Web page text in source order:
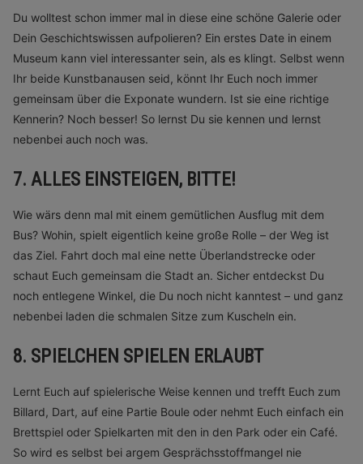
Du wolltest schon immer mal in diese eine schöne Galerie oder
Dein Geschichtswissen aufpolieren? Ein erstes Date in einem
Museum kann viel interessanter sein, als es klingt. Selbst wenn
Ihr beide Kunstbanausen seid, könnt Ihr Euch noch immer
gemeinsam über die Exponate wundern. Ist sie eine richtige
Kennerin? Noch besser! So lernst Du sie kennen und lernst
nebenbei auch noch was.
7. ALLES EINSTEIGEN, BITTE!
Wie wärs denn mal mit einem gemütlichen Ausflug mit dem
Bus? Wohin, spielt eigentlich keine große Rolle – der Weg ist
das Ziel. Fahrt doch mal eine nette Überlandstrecke oder
schaut Euch gemeinsam die Stadt an. Sicher entdeckst Du
noch entlegene Winkel, die Du noch nicht kanntest – und ganz
nebenbei laden die schmalen Sitze zum Kuscheln ein.
8. SPIELCHEN SPIELEN ERLAUBT
Lernt Euch auf spielerische Weise kennen und trefft Euch zum
Billard, Dart, auf eine Partie Boule oder nehmt Euch einfach ein
Brettspiel oder Spielkarten mit den in den Park oder ein Café.
So wird es selbst bei argem Gesprächsstoffmangel nie